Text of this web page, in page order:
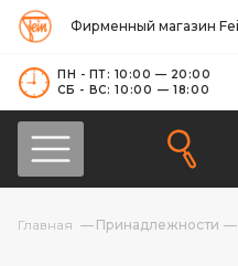
Фирменный магазин
ПН - ПТ: 10:00 — 20:00
СБ - ВС: 10:00 — 18:00
Принадлежности